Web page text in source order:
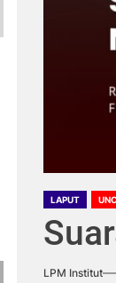
LAPUT
LPM Institut